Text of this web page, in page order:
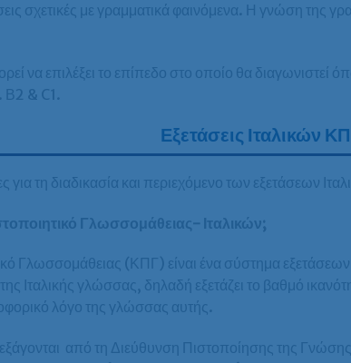
σχετικές με γραμματικά φαινόμενα. Η γνώση της
να επιλέξει το επίπεδο στο οποίο θα διαγωνιστεί
Β2 & C1.
Εξετάσεις Ιταλικών
για τη διαδικασία και περιεχόμενο των εξετάσεων
Γλωσσομάθειας- Ιταλικών;
Γλωσσομάθειας (ΚΠΓ) είναι ένα σύστημα
γλώσσας, δηλαδή εξετάζει το βαθμό
λόγο της γλώσσας αυτής.
από τη Διεύθυνση Πιστοποίησης της